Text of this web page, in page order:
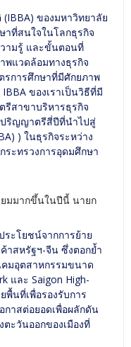
ของมหาวิทยาลัย
าที่สนใจในโลกธุรกิจ
ามรู้ และขั้นตอนที่
พแวดล้อมทางธุรกิจ
รการศึกษาที่มีศักยภาพ
ของเราเป็นวิธีที่มี
สาขาบริหารธุรกิจ
ริญญาตรีสี่ปีที่นำไปสู่
) ในธุรกิจระหว่าง
ะทรวงการอุดมศึกษา
มมากขึ้นในปีนี้ นายก
ะโยชน์จากการย้าย
าสหรัฐฯ-จีน ซึ่งตอกย้ำ
มอุตสาหกรรมขนาด
และ Saigon High-
พื้นที่เพื่อรองรับการ
กาสต่อยอดเพื่อผลักดัน
ตะวันออกของเมืองที่